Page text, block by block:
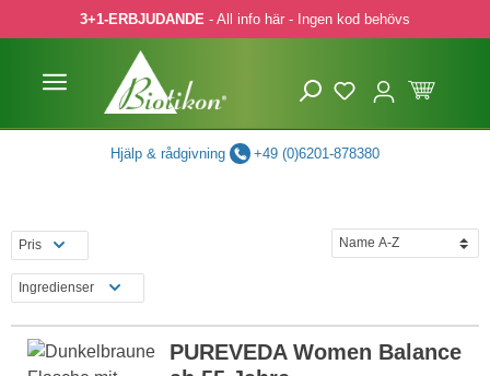
till huvudinnehåll
Hoppa till sökning
Hoppa till huvudnavigering
3+1-ERBJUDANDE - All info här - Ingen kod behövs
Hjälp & rådgivning +49 (0)6201-878380
Pris
Ingredienser
PUREVEDA Women Balance